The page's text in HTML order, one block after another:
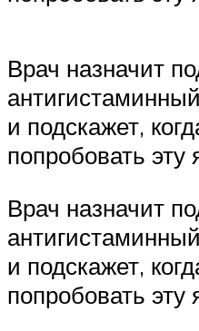
Врач назначит
и подскажет,
попробовать эту
Врач назначит
и подскажет,
попробовать эту